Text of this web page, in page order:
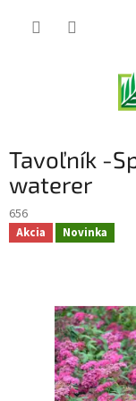
Tavoľník -
waterer
656
Akcia Novinka